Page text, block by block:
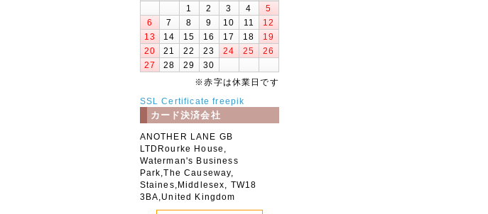
1
2 3 4
5
6
7 8 9 10 11
12
13
14 15 16 17 18
19
20
21 22 23 24 25
26
27
28 29
30
※赤字は休業日です
SSL Certificate freepik
カード決済会社
ANOTHER LANE GB
LTDRourke House,
Waterman's Business
Park,The Causeway,
Staines,Middlesex, TW18
3BA,United Kingdom